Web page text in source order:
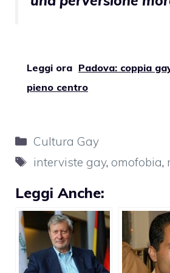
Leggi ora Padova: coppia
pieno centro
Categorie
Cultura Gay
Tag
interviste gay, omofobia,
Leggi Anche: